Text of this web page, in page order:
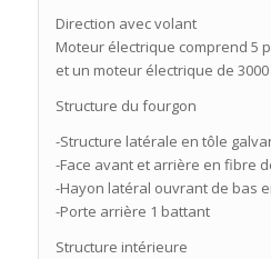
Direction avec volant
Moteur électrique comprend 5
et un moteur électrique de 3000
Structure du fourgon
-Structure latérale en tôle
-Face avant et arrière en fibre
-Hayon latéral ouvrant de bas
-Porte arrière 1 battant
Structure intérieure